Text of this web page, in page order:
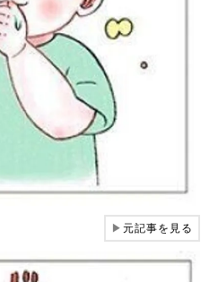
▶元記事を見る